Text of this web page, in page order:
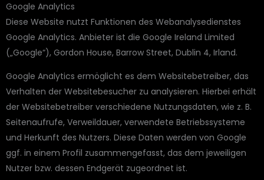
Google Analytics
Diese Website nutzt Funktionen des Webanalysedienstes
Google Analytics. Anbieter ist die Google Ireland Limited
(„Google“), Gordon House, Barrow Street, Dublin 4, Irland.
Google Analytics ermöglicht es dem Websitebetreiber, das
Verhalten der Websitebesucher zu analysieren. Hierbei erhält
der Websitebetreiber verschiedene Nutzungsdaten, wie z. B.
Seitenaufrufe, Verweildauer, verwendete Betriebssysteme
und Herkunft des Nutzers. Diese Daten werden von Google
ggf. in einem Profil zusammengefasst, das dem jeweiligen
Nutzer bzw. dessen Endgerät zugeordnet ist.